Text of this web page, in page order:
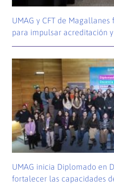
UMAG y CFT de
para impulsar acreditación
UMAG inicia Diplomado en
fortalecer las capacidades